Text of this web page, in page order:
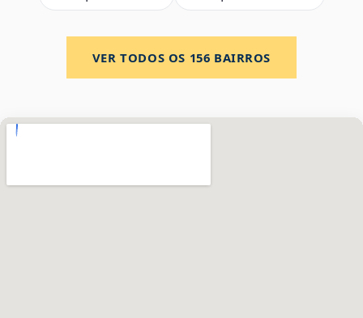
VER TODOS OS 156 BAIRROS